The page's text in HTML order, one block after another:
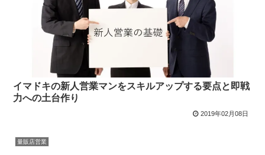
イマドキの新人営業マンをスキルアップする要点と即戦
力への土台作り
2019年02月08日
量販店営業